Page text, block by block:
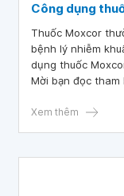
Công dụng
Thuốc Moxcor
bệnh lý nhiễm
dụng thuốc
Mời bạn đọc
Xem thêm